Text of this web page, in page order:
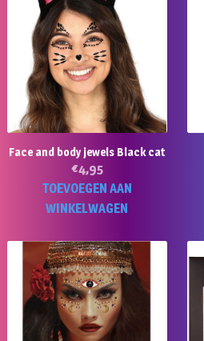
Face and body jewels Black cat
€4,95
TOEVOEGEN AAN
WINKELWAGEN